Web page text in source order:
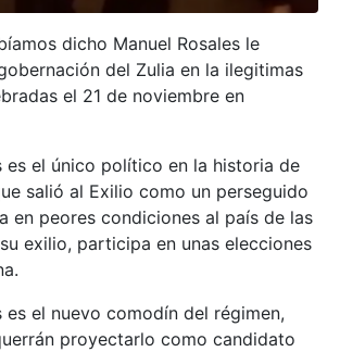
dicho Manuel Rosales le
del Zulia en la ilegitimas
el 21 de noviembre en
es el único político en la historia de
salió al Exilio como un perseguido
en peores condiciones al país de las
exilio, participa en unas elecciones
es el nuevo comodín del régimen,
proyectarlo como candidato